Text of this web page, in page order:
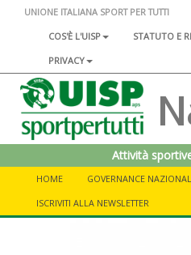
UNIONE ITALIANA SPORT PER TUTTI
COS'È L'UISP
STATUTO E
PRIVACY
Attività
HOME GOVERNANCE
ISCRIVITI ALLA NEWSLETTER